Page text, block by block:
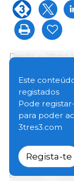
Desde a última
Serviço
reportou a
municípios
área
animais
Com isto, o
Este
registados
Pode
para poder
3tres3.com
Regista-te